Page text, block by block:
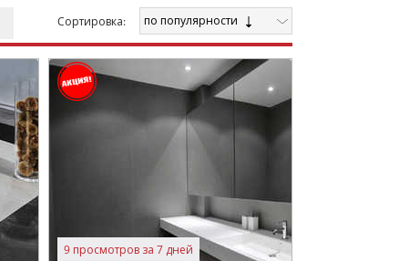
Cортировка: по популярности
9 просмотров за 7 дней